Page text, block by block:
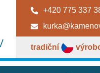
+420 775 337
tradiční